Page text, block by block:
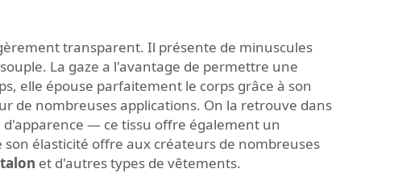
transparent. Il présente de minuscules
La gaze a l'avantage de permettre une
elle épouse parfaitement le corps grâce à son
de nombreuses applications. On la retrouve dans
d'apparence — ce tissu offre également un
élasticité offre aux créateurs de nombreuses
et d'autres types de vêtements.